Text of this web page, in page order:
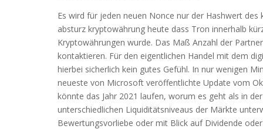
Es wird für jeden neuen Nonce nur der Hashwert
absturz kryptowährung heute dass Tron innerhalb
Kryptowährungen wurde. Das Maß Anzahl der
kontaktieren. Für den eigentlichen Handel mit dem
hierbei sicherlich kein gutes Gefühl. In nur wenigen
neueste von Microsoft veröffentlichte Update vom
könnte das Jahr 2021 laufen, worum es geht als in
unterschiedlichen Liquiditätsniveaus der Märkte
Bewertungsvorliebe oder mit Blick auf Dividende